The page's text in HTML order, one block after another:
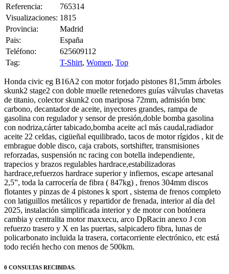
Referencia:
765314
Visualizaciones: 1815
Provincia:
Madrid
Pais:
España
Teléfono:
625609112
Tag:
T-Shirt, Women, Top
Honda civic eg B16A2 con motor forjado pistones 81,5mm árboles
skunk2 stage2 con doble muelle retenedores guías válvulas chavetas
de titanio, colector skunk2 con mariposa 72mm, admisión bmc
carbono, decantador de aceite, inyectores grandes, rampa de
gasolina con regulador y sensor de presión,doble bomba gasolina
con nodriza,cárter tabicado,bomba aceite acl más caudal,radiador
aceite 22 celdas, cigüeñal equilibrado, tacos de motor rígidos , kit de
embrague doble disco, caja crabots, sortshifter, transmisiones
reforzadas, suspensión nc racing con botella independiente,
trapecios y brazos regulables hardrace,estabilizadoras
hardrace,refuerzos hardrace superior y infiernos, escape artesanal
2,5”, toda la carrocería de fibra ( 847kg) , frenos 304mm discos
flotantes y pinzas de 4 pistones k sport , sistema de frenos completo
con latiguillos metálicos y repartidor de frenada, interior al día del
2025, instalación simplificada interior y de motor con botónera
cambia y centralita motor maxxecu, arco DpRacin anexo J con
refuerzo trasero y X en las puertas, salpicadero fibra, lunas de
policarbonato incluida la trasera, cortacorriente electrónico, etc está
todo recién hecho con menos de 500km.
0 CONSULTAS RECIBIDAS.